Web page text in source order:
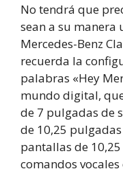
No tendrá que
sean a su manera
Mercedes-Benz
recuerda la
palabras «Hey
mundo digital,
de 7 pulgadas de
de 10,25
pantallas de
comandos